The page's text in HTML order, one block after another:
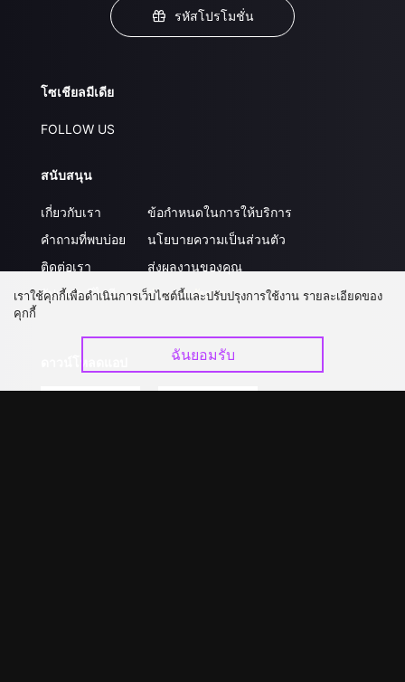
รหัสโปรโมชั่น
โซเชียลมีเดีย
FOLLOW US
สนับสนุน
เกี่ยวกับเรา
คำถามที่พบบ่อย
ติดต่อเรา
อัปเกรด วีไอพี
ข้อกำหนดในการให้บริการ
นโยบายความเป็นส่วนตัว
ส่งผลงานของคุณ
ร่วมงานกับเรา
เราใช้คุกกี้เพื่อดำเนินการเว็บไซต์นี้และปรับปรุงการใช้งาน รายละเอียดของ
คุกกี้
ฉันยอมรับ